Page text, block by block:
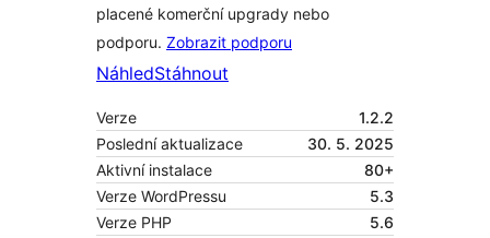
placené komerční upgrady nebo
podporu. Zobrazit podporu
NáhledStáhnout
Verze
1.2.2
Poslední aktualizace
30. 5. 2025
Aktivní instalace
80+
Verze WordPressu
5.3
Verze PHP
5.6